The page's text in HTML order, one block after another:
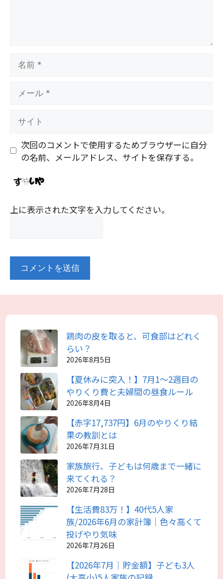
次回のコメントで使用するためブラウザーに自分
の名前、メールアドレス、サイトを保存する。
上に表示された文字を入力してください。
鶏肉の皮を取ると、可食部はどれく
らい？
2026年8月5日
【夏休みに突入！】7月1～2週目の
やりくり費と夫婦間の昼食ルール
2026年8月4日
【赤字17,737円】6月のやりくり結
果の教訓とは
2026年7月31日
家族旅行、子どもは何歳まで一緒に
来てくれる？
2026年7月28日
【生活費83万！】40代5人家
族/2026年6月の家計簿｜色々高くて
投げやり気味
2026年7月26日
【2026年7月｜貯金額】子ども3人